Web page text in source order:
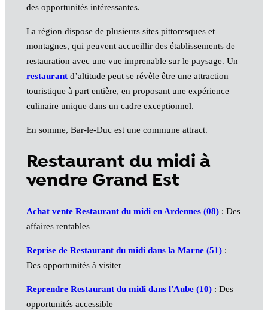
des opportunités intéressantes.
La région dispose de plusieurs sites pittoresques et
montagnes, qui peuvent accueillir des établissements de
restauration avec une vue imprenable sur le paysage. Un
restaurantd’altitude peut se révèle être une attraction
touristique à part entière, en proposant une expérience
culinaire unique dans un cadre exceptionnel.
En somme, Bar-le-Duc est une commune attract.
Restaurant du midi à
vendre Grand Est
Achat vente Restaurant du midi en Ardennes (08): Des
affaires rentables
Reprise de Restaurant du midi dans la Marne (51):
Des opportunités à visiter
Reprendre Restaurant du midi dans l'Aube (10): Des
opportunités accessible